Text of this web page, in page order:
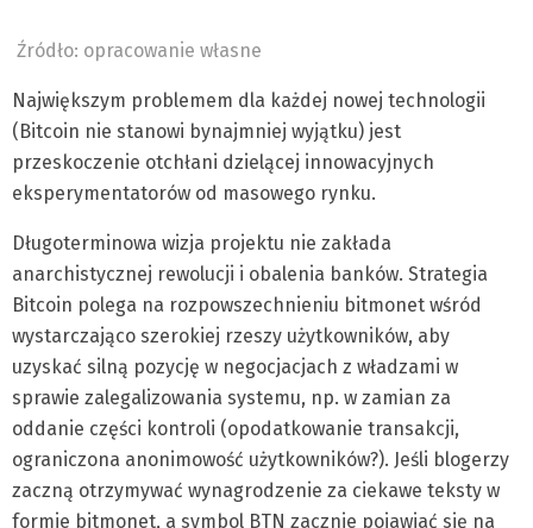
Źródło: opracowanie własne
Największym problemem dla każdej nowej technologii
(Bitcoin nie stanowi bynajmniej wyjątku) jest
przeskoczenie otchłani dzielącej innowacyjnych
eksperymentatorów od masowego rynku.
Długoterminowa wizja projektu nie zakłada
anarchistycznej rewolucji i obalenia banków. Strategia
Bitcoin polega na rozpowszechnieniu bitmonet wśród
wystarczająco szerokiej rzeszy użytkowników, aby
uzyskać silną pozycję w negocjacjach z władzami w
sprawie zalegalizowania systemu, np. w zamian za
oddanie części kontroli (opodatkowanie transakcji,
ograniczona anonimowość użytkowników?). Jeśli blogerzy
zaczną otrzymywać wynagrodzenie za ciekawe teksty w
formie bitmonet, a symbol BTN zacznie pojawiać się na